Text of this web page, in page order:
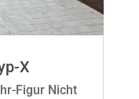
X
Figur Nicht